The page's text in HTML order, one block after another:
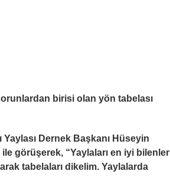
birisi olan yön tabelası
Yaylası Dernek Başkanı Hüseyin
görüşerek, “Yaylaları en iyi bilenler
tabelaları dikelim. Yaylalarda